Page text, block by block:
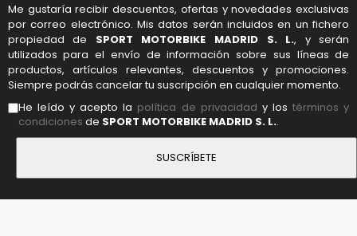
Me gustaría recibir descuentos, ofertas y novedades exclusivas
por correo electrónico. Mis datos serán incluidos en un fichero
propiedad de SPORT MOTORBIKE MADRID S. L., y serán
utilizados para el envío de información sobre sus líneas de
productos, artículos relevantes, descuentos y promociones.
Siempre podrás cancelar tu suscripción en cualquier momento.
He leído y acepto la política de privacidad y lostérminos y
condiciones de SPORT MOTORBIKE MADRID S. L..